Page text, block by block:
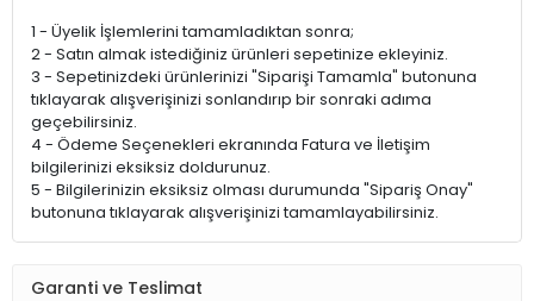
1 - Üyelik İşlemlerini tamamladıktan sonra;
2 - Satın almak istediğiniz ürünleri sepetinize ekleyiniz.
3 - Sepetinizdeki ürünlerinizi "Siparişi Tamamla" butonuna
tıklayarak alışverişinizi sonlandırıp bir sonraki adıma
geçebilirsiniz.
4 - Ödeme Seçenekleri ekranında Fatura ve İletişim
bilgilerinizi eksiksiz doldurunuz.
5 - Bilgilerinizin eksiksiz olması durumunda "Sipariş Onay"
butonuna tıklayarak alışverişinizi tamamlayabilirsiniz.
Garanti ve Teslimat